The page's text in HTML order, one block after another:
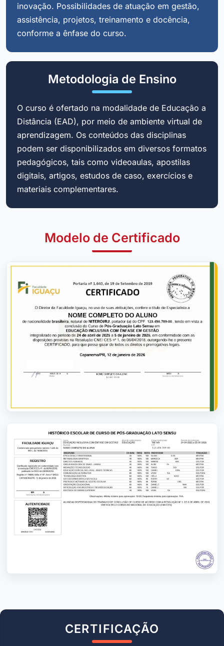
inovação. Possibilidades de atuação em gestão,
assistência, projetos, treinamento e docência,
conforme a ênfase do curso.
Metodologia de Ensino
O curso é ofertado na modalidade de Educação a
Distância (EAD), por meio de ambiente virtual de
aprendizagem. Os conteúdos das disciplinas
podem ser disponibilizados em diversos formatos
pedagógicos, tais como videoaulas, apostilas
digitais, artigos, estudos de caso, exercícios e
materiais complementares.
Modelo de Certificado
CERTIFICAÇÃO